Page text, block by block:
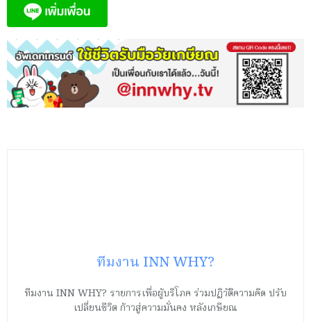
ทีมงาน INN WHY?
ทีมงาน INN WHY? รายการเพื่อผู้บริโภค ร่วมปฏิวัติความคิด ปรับ
เปลี่ยนชีวิต ก้าวสู่ความมั่นคง หลังเกษียณ